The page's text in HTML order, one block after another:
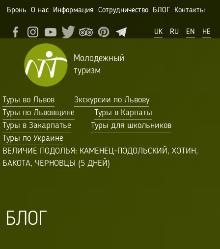
Бронь О нас Информация Сотрудничество БЛОГ Контакты
UK RU EN HE
Молодежный
туризм
Туры во Львов
Экскурсии по Львову
Туры по Львовщине
Туры в Карпаты
Туры в Закарпатье
Туры для школьников
Туры по Украине
ВЕЛИЧИЕ ПОДОЛЬЯ: КАМЕНЕЦ-ПОДОЛЬСКИЙ, ХОТИН,
БАКОТА, ЧЕРНОВЦЫ (5 ДНЕЙ)
БЛОГ